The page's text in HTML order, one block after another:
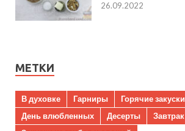
26.09.2022
МЕТКИ
В духовке Гарниры
Горячие закуски
День влюбленных
Десерты
Завтрак